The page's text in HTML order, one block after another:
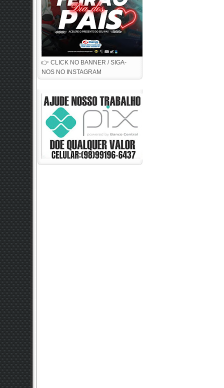
👉 CLICK NO BANNER / SIGA-
NOS NO INSTAGRAM